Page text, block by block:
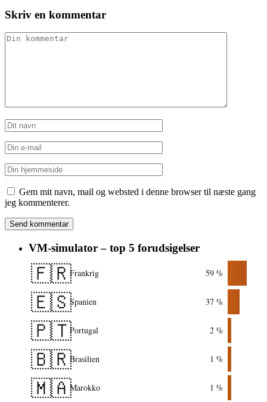
Skriv en kommentar
Gem mit navn, mail og websted i denne browser til næste gang
jeg kommenterer.
VM-simulator – top 5 forudsigelser
🇫🇷Frankrig 59 %
🇪🇸Spanien 37 %
🇵🇹Portugal 2 %
🇧🇷Brasilien 1 %
🇲🇦Marokko 1 %